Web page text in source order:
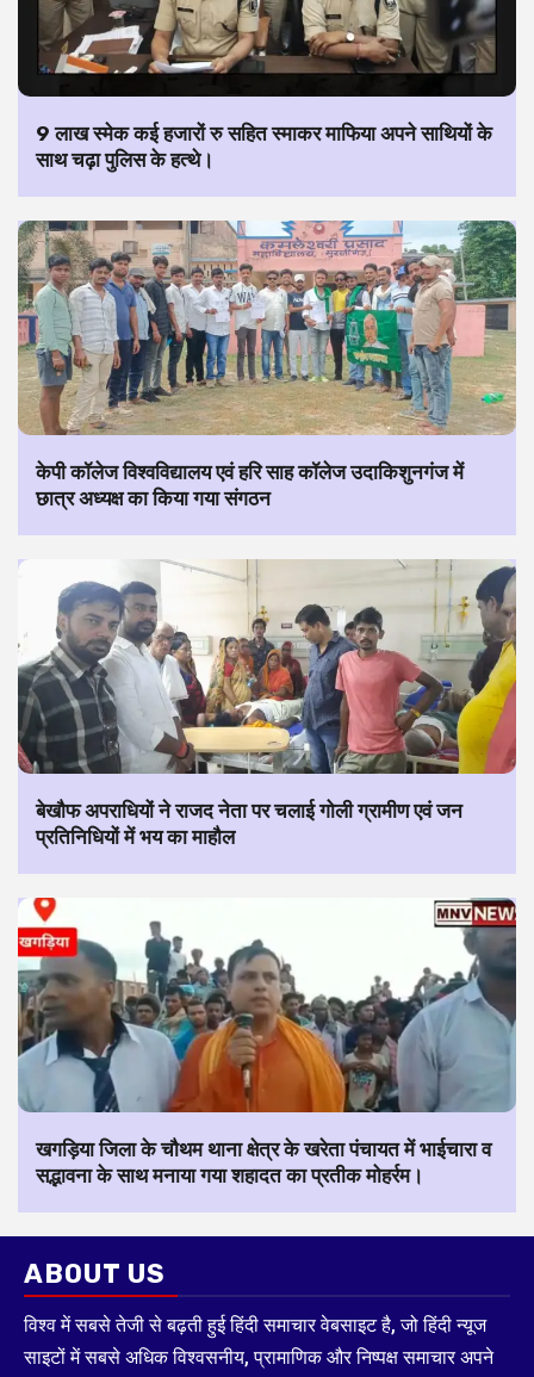
9 लाख स्मेक कई हजारों रु सहित स्माकर माफिया अपने साथियों के
साथ चढ़ा पुलिस के हत्थे।
केपी कॉलेज विश्वविद्यालय एवं हरि साह कॉलेज उदाकिशुनगंज में
छात्र अध्यक्ष का किया गया संगठन
बेखौफ अपराधियों ने राजद नेता पर चलाई गोली ग्रामीण एवं जन
प्रतिनिधियों में भय का माहौल
खगड़िया जिला के चौथम थाना क्षेत्र के खरेता पंचायत में भाईचारा व
सद्भावना के साथ मनाया गया शहादत का प्रतीक मोहर्रम।
ABOUT US
विश्व में सबसे तेजी से बढ़ती हुई हिंदी समाचार वेबसाइट है, जो हिंदी न्यूज
साइटों में सबसे अधिक विश्वसनीय, प्रामाणिक और निष्पक्ष समाचार अपने